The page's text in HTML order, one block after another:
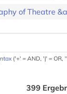
of Theatre
('+' = AND, '|' = OR,
399